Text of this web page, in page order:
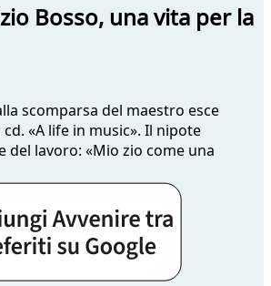
Bosso, una vita per la
scomparsa del maestro esce
cd. «A life in music». Il nipote
del lavoro: «Mio zio come una